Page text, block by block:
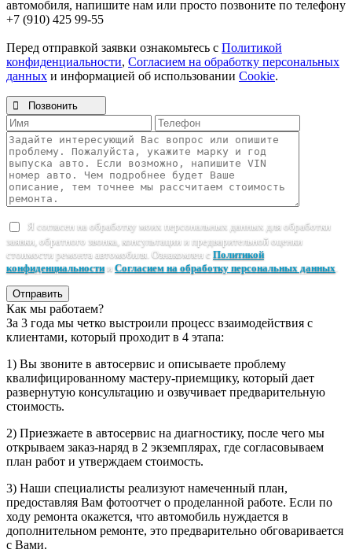
автомобиля, напишите нам или просто позвоните по телефону
+7 (910) 425 99-55
Перед отправкой заявки ознакомьтесь с Политикой
конфиденциальности, Согласием на обработку персональных
данных и информацией об использовании Cookie.
 Позвонить
Я согласен на обработку моих персональных данных для обработки
заявки, обратного звонка, консультации и предварительной оценки
стоимости ремонта автомобиля. Ознакомлен с Политикой
конфиденциальностии Согласием на обработку персональных данных
Отправить
Как мы работаем?
За 3 года мы четко выстроили процесс взаимодействия с
клиентами, который проходит в 4 этапа:
1) Вы звоните в автосервис и описываете проблему
квалифицированному мастеру-приемщику, который дает
развернутую консультацию и озвучивает предварительную
стоимость.
2) Приезжаете в автосервис на диагностику, после чего мы
открываем заказ-наряд в 2 экземплярах, где согласовываем
план работ и утверждаем стоимость.
3) Наши специалисты реализуют намеченный план,
предоставляя Вам фотоотчет о проделанной работе. Если по
ходу ремонта окажется, что автомобиль нуждается в
дополнительном ремонте, это предварительно обговаривается
с Вами.